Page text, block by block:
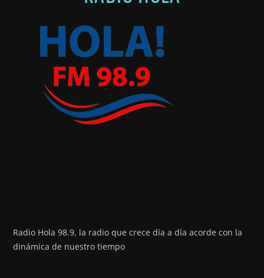
Radio Hola 98.9, la radio que crece día a día acorde con la
dinámica de nuestro tiempo